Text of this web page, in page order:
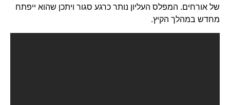
של אורחים. המפלס העליון נותר כרגע סגור ויתכן שהוא ייפתח
מחדש במהלך הקיץ.